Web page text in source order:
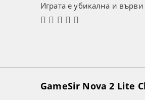
Играта е убикална и
GameSir Nova 2 Lite